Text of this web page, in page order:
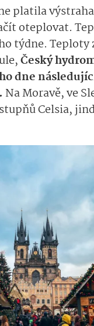
platila
oteplovat.
týdne. Teploty
Český
dne
Na Moravě, ve
Celsia,